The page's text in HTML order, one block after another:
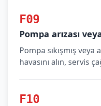
F09
Pompa arızası
Pompa sıkışmış veya
havasını alın, servis
F10